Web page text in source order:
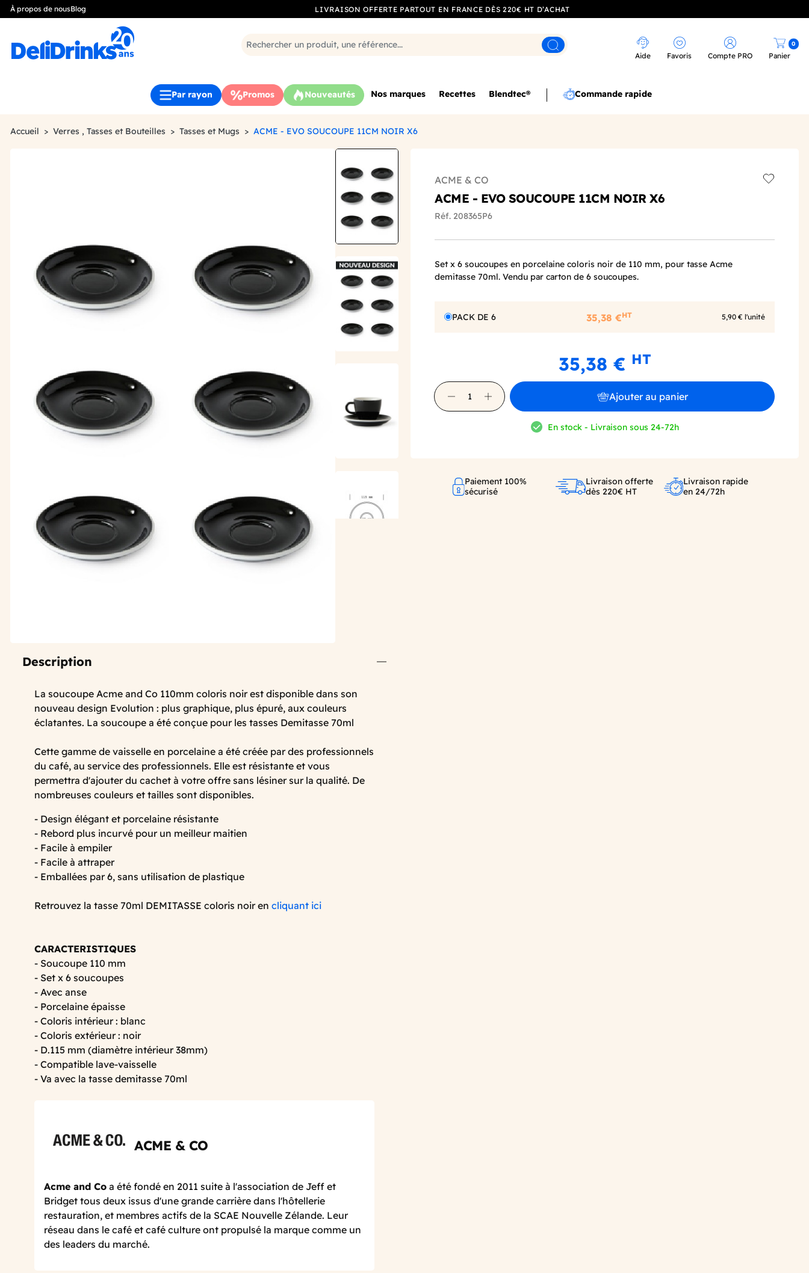
À propos de nousBlog LIVRAISON OFFERTE PARTOUT EN FRANCE DÈS 220€ HT D’ACHAT
Rechercher
Aide Favoris Compte PRO Panier
0
Par rayon Promos Nouveautés Nos marques Recettes Blendtec® Commande rapide
Accueil Verres , Tasses et Bouteilles Tasses et Mugs ACME - EVO SOUCOUPE 11CM NOIR X6
Description
La soucoupe Acme and Co 110mm coloris noir est disponible dans son
nouveau design Evolution : plus graphique, plus épuré, aux couleurs
éclatantes. La soucoupe a été conçue pour les tasses Demitasse 70ml
Cette gamme de vaisselle en porcelaine a été créée par des professionnels
du café, au service des professionnels. Elle est résistante et vous
permettra d'ajouter du cachet à votre offre sans lésiner sur la qualité. De
nombreuses couleurs et tailles sont disponibles.
- Design élégant et porcelaine résistante
- Rebord plus incurvé pour un meilleur maitien
- Facile à empiler
- Facile à attraper
- Emballées par 6, sans utilisation de plastique
Retrouvez la tasse 70ml DEMITASSE coloris noir en cliquant ici
CARACTERISTIQUES
- Soucoupe 110 mm
- Set x 6 soucoupes
- Avec anse
- Porcelaine épaisse
- Coloris intérieur : blanc
- Coloris extérieur : noir
- D.115 mm (diamètre intérieur 38mm)
- Compatible lave-vaisselle
- Va avec la tasse demitasse 70ml
ACME & CO
Acme and Co a été fondé en 2011 suite à l'association de Jeff et
Bridget tous deux issus d'une grande carrière dans l'hôtellerie
restauration, et membres actifs de la SCAE Nouvelle Zélande. Leur
réseau dans le café et café culture ont propulsé la marque comme un
des leaders du marché.
ACME & CO
ACME - EVO SOUCOUPE 11CM NOIR X6
Réf. 208365P6
Set x 6 soucoupes en porcelaine coloris noir de 110 mm, pour tasse Acme
demitasse 70ml. Vendu par carton de 6 soucoupes.
PACK DE 6 35,38 €HT 5,90 € l'unité
35,38 € HT
Ajouter au panier
En stock - Livraison sous 24-72h
Paiement 100%
sécurisé
Livraison offerte
dès 220€ HT
Livraison rapide
en 24/72h